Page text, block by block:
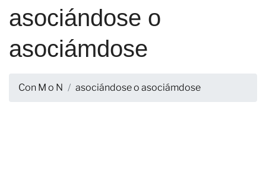
asociándose o
asociámdose
Con M o N asociándose o asociámdose